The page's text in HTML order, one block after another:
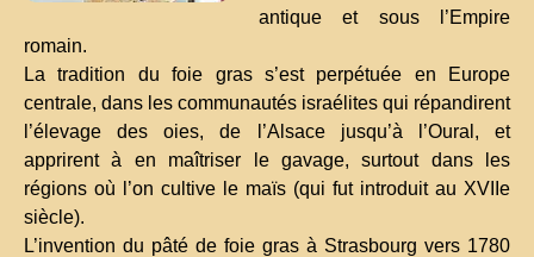
antique et sous l’Empire
romain.
La tradition du foie gras s’est perpétuée en Europe
centrale, dans les communautés israélites qui répandirent
l’élevage des oies, de l’Alsace jusqu’à l’Oural, et
apprirent à en maîtriser le gavage, surtout dans les
régions où l’on cultive le maïs (qui fut introduit au XVIIe
siècle).
L’invention du pâté de foie gras à Strasbourg vers 1780